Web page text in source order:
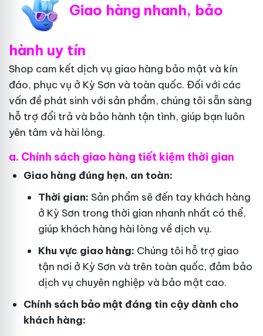
Giao hàng nhanh, bảo
hành uy tín
Shop cam kết dịch vụ giao hàng bảo mật và kín
đáo, phục vụ ở Kỳ Sơn và toàn quốc. Đối với các
vấn đề phát sinh với sản phẩm, chúng tôi sẵn sàng
hỗ trợ đổi trả và bảo hành tận tình, giúp bạn luôn
yên tâm và hài lòng.
a. Chính sách giao hàng tiết kiệm thời gian
Giao hàng đúng hẹn, an toàn:
Thời gian: Sản phẩm sẽ đến tay khách hàng
ở Kỳ Sơn trong thời gian nhanh nhất có thể,
giúp khách hàng hài lòng về dịch vụ.
Khu vực giao hàng: Chúng tôi hỗ trợ giao
tận nơi ở Kỳ Sơn và trên toàn quốc, đảm bảo
dịch vụ chuyên nghiệp và bảo mật cao.
Chính sách bảo mật đáng tin cậy dành cho
khách hàng: